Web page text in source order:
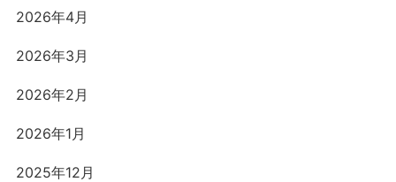
2026年4月
2026年3月
2026年2月
2026年1月
2025年12月